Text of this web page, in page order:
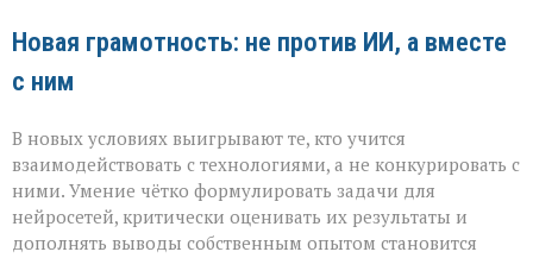
Новая грамотность: не против ИИ, а вместе
с ним
В новых условиях выигрывают те, кто учится
взаимодействовать с технологиями, а не конкурировать с
ними. Умение чётко формулировать задачи для
нейросетей, критически оценивать их результаты и
дополнять выводы собственным опытом становится